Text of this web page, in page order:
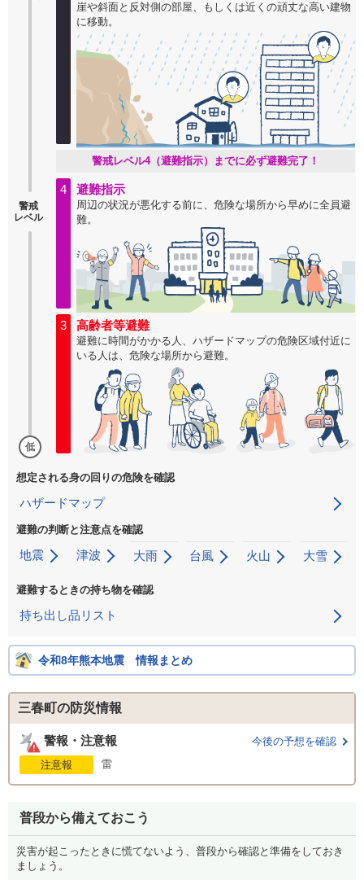
警戒
レベル
崖や斜面と反対側の部屋、もしくは近くの頑丈な高い建物
に移動。
警戒レベル4（避難指示）までに必ず避難完了！
4 避難指示
周辺の状況が悪化する前に、危険な場所から早めに全員避
難。
低
3 高齢者等避難
避難に時間がかかる人、ハザードマップの危険区域付近に
いる人は、危険な場所から避難。
想定される身の回りの危険を確認
ハザードマップ
避難の判断と注意点を確認
地震 津波 大雨 台風 火山 大雪
避難するときの持ち物を確認
持ち出し品リスト
令和8年熊本地震 情報まとめ
三春町の防災情報
警報・注意報
今後の予想を確認
注意報
雷
普段から備えておこう
災害が起こったときに慌てないよう、普段から確認と準備をしておき
ましょう。